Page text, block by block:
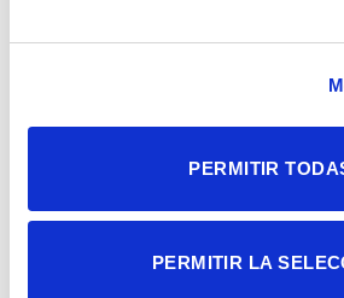
PERMITIR
PERMITIR LA
Consejo Superior de
Campus de San Juan | Sant
Contacto
Fax + 34 965 91 95 61